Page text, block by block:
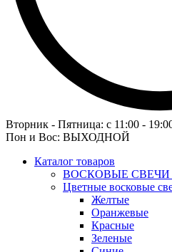
Вторник - Пятница: c 11:00 -
Пон и Вос: ВЫХОДНОЙ
Каталог товаров
ВОСКОВЫЕ
Цветные восковые
Желтые
Оранжевые
Красные
Зеленые